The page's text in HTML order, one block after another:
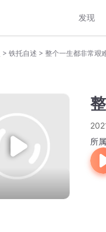
发现
> 铁托自述 > 整个一生都非常艰
所